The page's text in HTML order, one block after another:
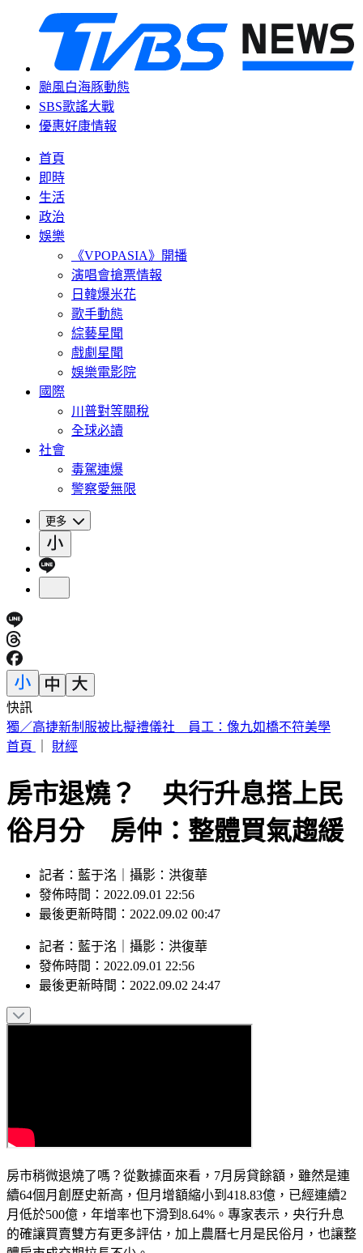
颱風白海豚動態
SBS歌謠大戰
優惠好康情報
首頁
即時
生活
政治
娛樂
《VPOPASIA》開播
演唱會搶票情報
日韓爆米花
歌手動態
綜藝星聞
戲劇星聞
娛樂電影院
國際
川普對等關稅
全球必讀
社會
毒駕連爆
警察愛無限
更多
快訊
喉嚨痛如刀割！一票人狂咳3週「新冠、流感全陰」 醫曝：
這次病毒很毒
房市退燒？ 央行升息搭上民
俗月分 房仲：整體買氣趨緩
記者：藍于洺｜攝影：洪復華
發佈時間：2022.09.01 22:56
記者：藍于洺｜攝影：洪復華
發佈時間：2022.09.01 22:56
房市稍微退燒了嗎？從數據面來看，7月房貸餘額，雖然是連
續64個月創歷史新高，但月增額縮小到418.83億，已經連續2
月低於500億，年增率也下滑到8.64%。專家表示，央行升息